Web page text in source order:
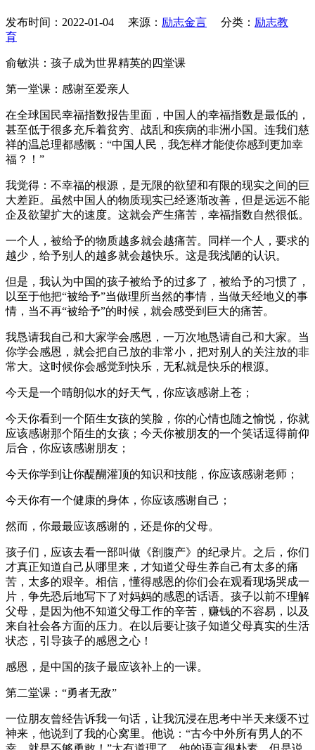
发布时间：2022-01-04 来源： 励志金言 分类： 励志教
育
俞敏洪：孩子成为世界精英的四堂课
第一堂课：感谢至爱亲人
在全球国民幸福指数报告里面，中国人的幸福指数是最低的，
甚至低于很多充斥着贫穷、战乱和疾病的非洲小国。连我们慈
祥的温总理都感慨：“中国人民，我怎样才能使你感到更加幸
福？！”
我觉得：不幸福的根源，是无限的欲望和有限的现实之间的巨
大差距。虽然中国人的物质现实已经逐渐改善，但是远远不能
企及欲望扩大的速度。这就会产生痛苦，幸福指数自然很低。
一个人，被给予的物质越多就会越痛苦。同样一个人，要求的
越少，给予别人的越多就会越快乐。这是我浅陋的认识。
但是，我认为中国的孩子被给予的过多了，被给予的习惯了，
以至于他把“被给予”当做理所当然的事情，当做天经地义的事
情，当不再“被给予”的时候，就会感受到巨大的痛苦。
我恳请我自己和大家学会感恩，一万次地恳请自己和大家。当
你学会感恩，就会把自己放的非常小，把对别人的关注放的非
常大。这时候你会感觉到快乐，无私就是快乐的根源。
今天是一个晴朗似水的好天气，你应该感谢上苍；
今天你看到一个陌生女孩的笑脸，你的心情也随之愉悦，你就
应该感谢那个陌生的女孩；今天你被朋友的一个笑话逗得前仰
后合，你应该感谢朋友；
今天你学到让你醍醐灌顶的知识和技能，你应该感谢老师；
今天你有一个健康的身体，你应该感谢自己；
然而，你最最应该感谢的，还是你的父母。
孩子们，应该去看一部叫做《剖腹产》的纪录片。之后，你们
才真正知道自己从哪里来，才知道父母生养自己有太多的痛
苦，太多的艰辛。相信，懂得感恩的你们会在观看现场哭成一
片，争先恐后地写下了对妈妈的感恩的话语。孩子以前不理解
父母，是因为他不知道父母工作的辛苦，赚钱的不容易，以及
来自社会各方面的压力。在以后要让孩子知道父母真实的生活
状态，引导孩子的感恩之心！
感恩，是中国的孩子最应该补上的一课。
第二堂课：“勇者无敌”
一位朋友曾经告诉我一句话，让我沉浸在思考中半天来缓不过
神来，他说到了我的心窝里。他说：“古今中外所有男人的不